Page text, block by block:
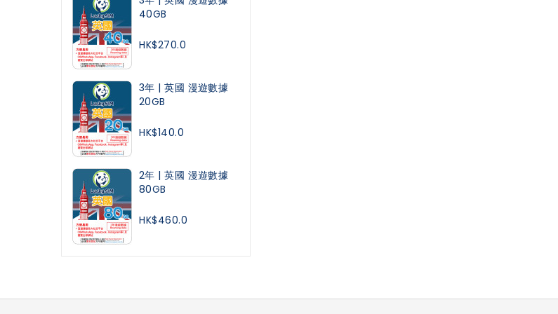
40GB
HK$270.0
3年 | 英國 漫遊數據
20GB
HK$140.0
2年 | 英國 漫遊數據
80GB
HK$460.0